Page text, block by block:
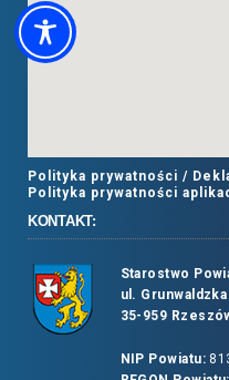
Polityka prywatności /
Polityka prywatności
KONTAKT:
Starostwo
ul. Grunwaldzka
35-959
NIP Powiatu: